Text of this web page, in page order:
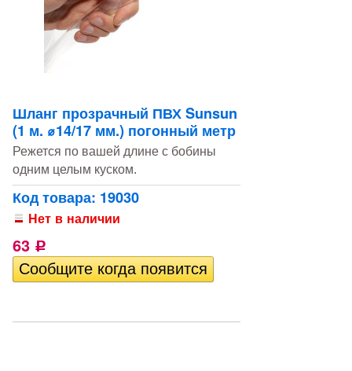
Шланг прозрачный ПВХ Sunsun
(1 м. ⌀14/17 мм.) погонный метр
Режется по вашей длине с бобины
одним целым куском.
Код товара: 19030
Нет в наличии
63 Р